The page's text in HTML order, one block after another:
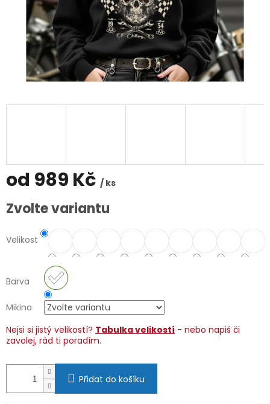
od 989 Kč / ks
Měrná
cena:
Zvolte variantu
Velikost
Barva
Mikina
Nejsi si jistý velikostí? Tabulka velikostí - nebo napiš či
zavolej, rád ti poradím.
Přidat do košíku